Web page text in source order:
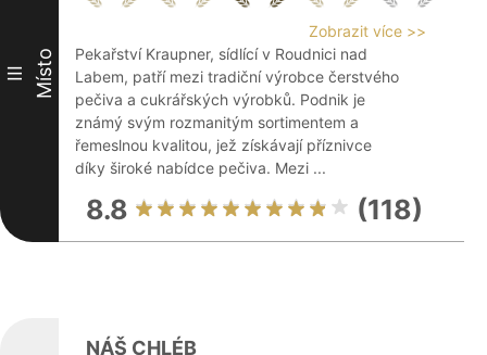
III Místo
Zobrazit více >>
Pekařství Kraupner, sídlící v Roudnici nad
Labem, patří mezi tradiční výrobce čerstvého
pečiva a cukrářských výrobků. Podnik je
známý svým rozmanitým sortimentem a
řemeslnou kvalitou, jež získávají příznivce
díky široké nabídce pečiva. Mezi ...
8.8 (118)
NÁŠ CHLÉB